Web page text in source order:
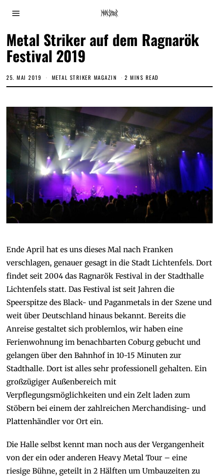
Metal Striker auf dem Ragnarök
Festival 2019
25. MAI 2019
.
Z
E
M
B
0
2
0
METAL STRIKER MAGAZIN 2 MINS READ
Ende April hat es uns dieses Mal nach Franken
verschlagen, genauer gesagt in die Stadt Lichtenfels. Dort
findet seit 2004 das Ragnarök Festival in der Stadthalle
Lichtenfels statt. Das Festival ist seit Jahren die
Speerspitze des Black- und Paganmetals in der Szene und
weit über Deutschland hinaus bekannt. Bereits die
Anreise gestaltet sich problemlos, wir haben eine
Ferienwohnung im benachbarten Coburg gebucht und
gelangen über den Bahnhof in 10-15 Minuten zur
Stadthalle. Dort ist alles sehr professionell gehalten. Ein
großzügiger Außenbereich mit
Verpflegungsmöglichkeiten und ein Zelt laden zum
Stöbern bei einem der zahlreichen Merchandising- und
Plattenhändler vor Ort ein.
Die Halle selbst kennt man noch aus der Vergangenheit
von der ein oder anderen Heavy Metal Tour – eine
riesige Bühne, geteilt in 2 Hälften um Umbauzeiten zu